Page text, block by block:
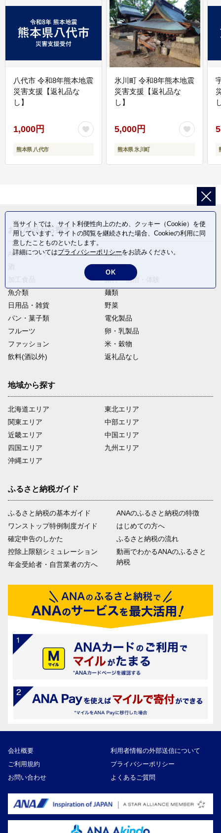
八代市 令和8年熊本地震
災害支援【返礼品な
し】
1,000円
熊本県 八代市
氷川町 令和8年熊本地震
災害支援【返礼品な
し】
5,000円
熊本県 氷川町
お礼の品から探す
ANAオリジナル
定期便
肉類
旅行・宿泊・体験
魚介類
麺類
日用品・雑貨
野菜
パン・菓子類
電化製品
フルーツ
卵・乳製品
ファッション
米・穀物
飲料(酒以外)
返礼品なし
地域から探す
北海道エリア
関東エリア
近畿エリア
四国エリア
沖縄エリア
東北エリア
中部エリア
中国エリア
九州エリア
ふるさと納税ガイド
ふるさと納税の基本ガイド
ワンストップ特例制度ガイド
確定申告のしかた
控除上限額シミュレーション
年金受給者・自営業者の方へ
ANAのふるさと納税の特徴
はじめての方へ
ふるさと納税の流れ
動画でわかるANAのふるさと
納税
会社概要
利用者情報の外部送信について
ご利用規約
プライバシーポリシー
お問い合わせ
よくあるご質問
当サイトでは、サイト利便性向上のため、クッキー（Cookie）を使
用しています。サイトの閲覧を継続された場合、Cookieの利用に同
意したことものといたします。
詳細についてはプライバシーポリシーをお読みください。
OK